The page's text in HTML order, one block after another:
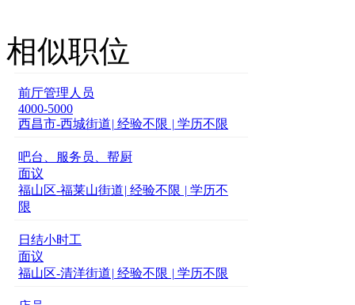
相似职位
前厅管理人员
4000-5000
西昌市-西城街道| 经验不限 | 学历不限
吧台、服务员、帮厨
面议
福山区-福莱山街道| 经验不限 | 学历不
限
日结小时工
面议
福山区-清洋街道| 经验不限 | 学历不限